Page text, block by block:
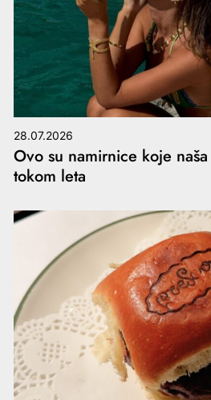
28.07.2026
Ovo su namirnice koje
tokom leta